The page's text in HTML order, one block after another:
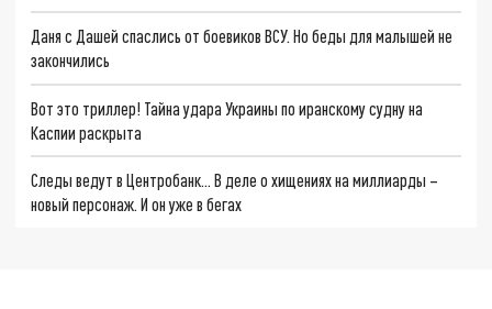
Даня с Дашей спаслись от боевиков ВСУ. Но беды для малышей не
закончились
Вот это триллер! Тайна удара Украины по иранскому судну на
Каспии раскрыта
Следы ведут в Центробанк… В деле о хищениях на миллиарды –
новый персонаж. И он уже в бегах